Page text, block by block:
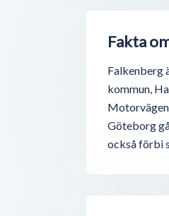
Fakta
Falkenberg
kommun,
Motorvägen
Göteborg
också förbi